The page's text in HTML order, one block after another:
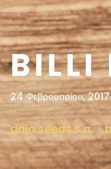
BILLI
24 Φεβρουαρίου,
gaia seeds s.a.>